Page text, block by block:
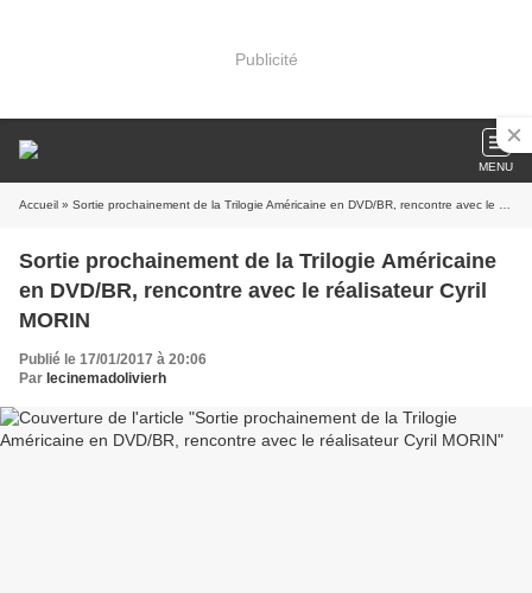
Publicité
MENU
Accueil » Sortie prochainement de la Trilogie Américaine en DVD/BR, rencontre avec le réalisateur Cyril MORIN
Sortie prochainement de la Trilogie Américaine
en DVD/BR, rencontre avec le réalisateur Cyril
MORIN
Publié le 17/01/2017 à 20:06
Par lecinemadolivierh